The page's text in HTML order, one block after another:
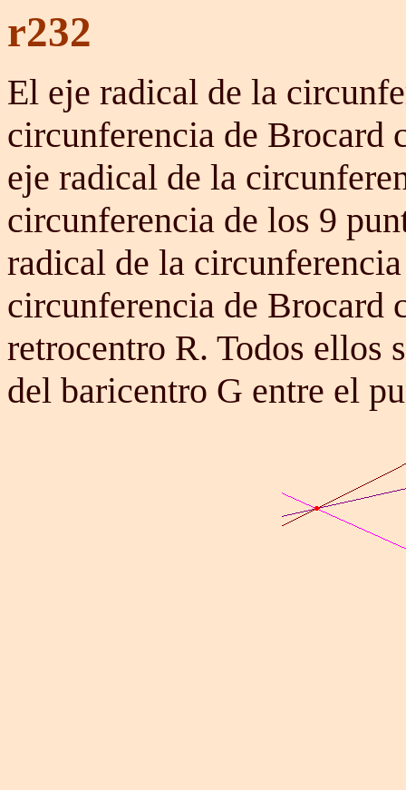
r232
El eje radical de la
circunferencia de Brocard
eje radical de la
circunferencia de los 9
radical de la
circunferencia de Brocard
retrocentro R. Todos ellos
del baricentro G entre el